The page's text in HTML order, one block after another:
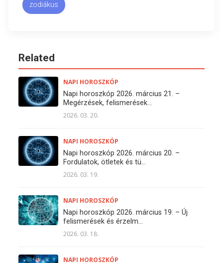
zodiákus
Related
NAPI HOROSZKÓP
Napi horoszkóp 2026. március 21. –
Megérzések, felismerések...
2026. 03. 20.
NAPI HOROSZKÓP
Napi horoszkóp 2026. március 20. –
Fordulatok, ötletek és tü...
2026. 03. 19.
NAPI HOROSZKÓP
Napi horoszkóp 2026. március 19. – Új
felismerések és érzelm...
2026. 03. 18.
NAPI HOROSZKÓP